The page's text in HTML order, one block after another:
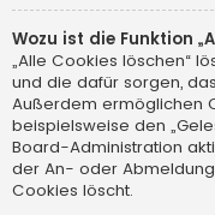
Wozu ist die Funktion
„Alle Cookies löschen“
und die dafür sorgen,
Außerdem ermöglichen
beispielsweise den
Board-Administration
der An- oder
Cookies löscht.